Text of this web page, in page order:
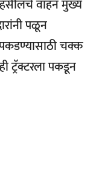
वाहन मुख्य
पळून
पकडण्यासाठी चक्क
ट्रॅक्टरला पकडून